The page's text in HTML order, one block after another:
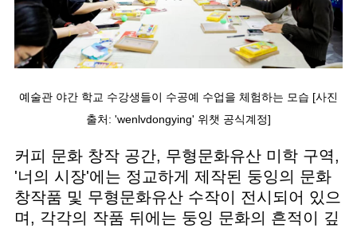
예술관 야간 학교 수강생들이 수공예 수업을 체험하는 모습 [사진
출처: 'wenlvdongying' 위챗 공식계정]
커피 문화 창작 공간, 무형문화유산 미학 구역,
'너의 시장'에는 정교하게 제작된 둥잉의 문화
창작품 및 무형문화유산 수작이 전시되어 있으
며, 각각의 작품 뒤에는 둥잉 문화의 흔적이 깊